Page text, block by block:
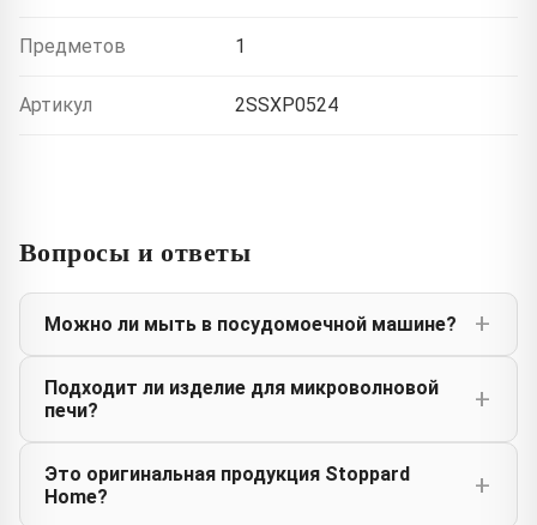
Предметов 1
Артикул 2SSXP0524
Вопросы и ответы
Можно ли мыть в посудомоечной машине?
Подходит ли изделие для микроволновой
печи?
Это оригинальная продукция Stoppard
Home?